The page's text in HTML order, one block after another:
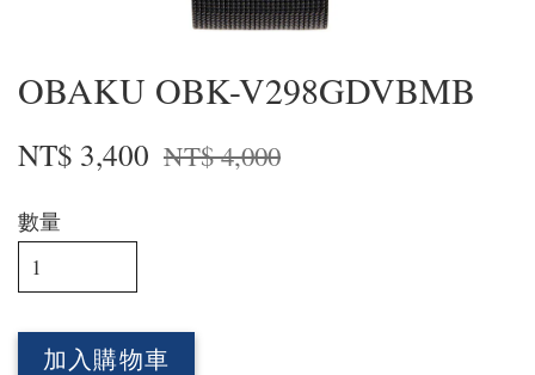
OBAKU OBK-V298GDVBMB
NT$ 3,400 NT$ 4,000
數量
加入購物車